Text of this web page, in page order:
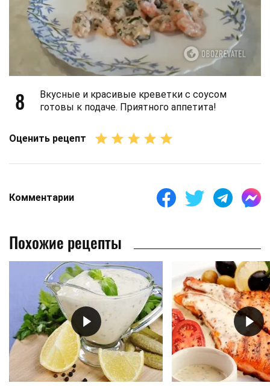
8
Вкусные и красивые креветки с соусом
готовы к подаче. Приятного аппетита!
Оценить рецепт
Комментарии
Похожие рецепты